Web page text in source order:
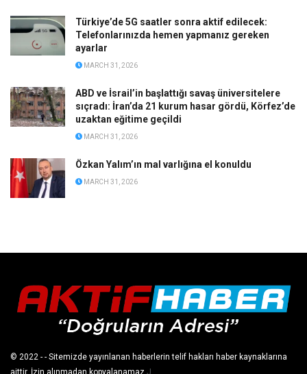
Türkiye’de 5G saatler sonra aktif edilecek:
Telefonlarınızda hemen yapmanız gereken
ayarlar
MARCH 31, 2026
ABD ve İsrail’in başlattığı savaş üniversitelere
sıçradı: İran’da 21 kurum hasar gördü, Körfez’de
uzaktan eğitime geçildi
MARCH 31, 2026
Özkan Yalım’ın mal varlığına el konuldu
MARCH 31, 2026
© 2022 - - Sitemizde yayınlanan haberlerin telif hakları haber kaynaklarına
aittir. İzin alınmadan kopyalanamaz. J